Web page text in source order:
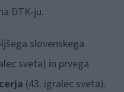
DTK-ju.
slovenskega
sveta) in prvega
(43. igralec sveta).